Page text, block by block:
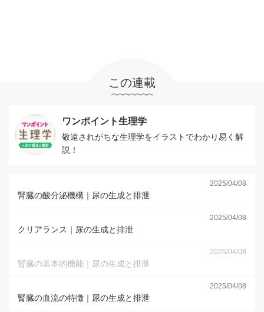
この連載
ワンポイント生理学
敬遠されがちな生理学をイラストでわかり易く解
説！
2025/04/08
腎臓の酸分泌機構｜尿の生成と排泄
2025/04/08
クリアランス｜尿の生成と排泄
2025/04/08
腎臓の基本的機能｜尿の生成と排泄
2025/04/08
腎臓の血流の特徴｜尿の生成と排泄